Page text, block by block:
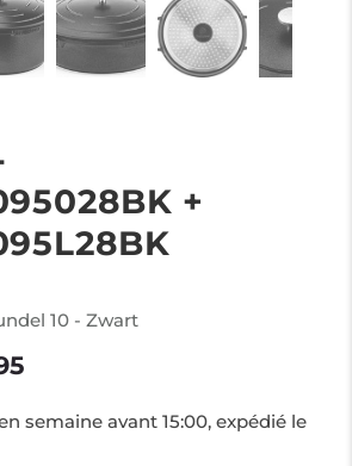
+
10 - Zwart
semaine avant 15:00, expédié le